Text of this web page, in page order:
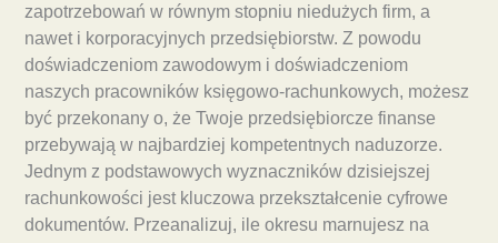
zapotrzebowań w równym stopniu niedużych firm, a
nawet i korporacyjnych przedsiębiorstw. Z powodu
doświadczeniom zawodowym i doświadczeniom
naszych pracowników księgowo-rachunkowych, możesz
być przekonany o, że Twoje przedsiębiorcze finanse
przebywają w najbardziej kompetentnych naduzorze.
Jednym z podstawowych wyznaczników dzisiejszej
rachunkowości jest kluczowa przekształcenie cyfrowe
dokumentów. Przeanalizuj, ile okresu marnujesz na